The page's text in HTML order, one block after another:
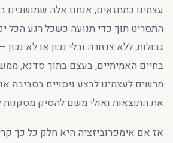
עצמינו כמחזאים, אנחנו אלה שמושכים
התסריט תוך כדי תנועה כשכל רגע הכל
גבולות, ללא צנזורה ובלי נכון או לא
בחיים האמיתיים, בעצם בתוך סדנא,
מרשים לעצמינו לבצע ניסויים בסביבה
את התוצאות ואולי משם להסיק מסקנות
אז אם אימפרוביזציה היא חלק כל כך